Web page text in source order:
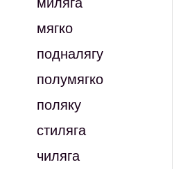
мягко
подналягу
полумягко
поляку
стиляга
чиляга